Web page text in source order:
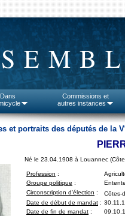
Dans
Commissions et
autres instances
et portraits des députés de la V
Né le 23.04.1908 à Louannec
Profession :
Groupe politique :
Circonscription d'élection :
Côtes-
Date de début de mandat :
Date de fin de mandat :